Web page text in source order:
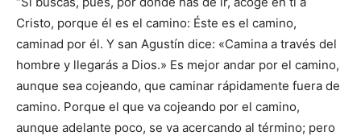
Cristo, porque él es el camino: Éste es el camino,
caminad por él. Y san Agustín dice: «Camina a través del
hombre y llegarás a Dios.» Es mejor andar por el camino,
aunque sea cojeando, que caminar rápidamente fuera de
camino. Porque el que va cojeando por el camino,
aunque adelante poco, se va acercando al término; pero